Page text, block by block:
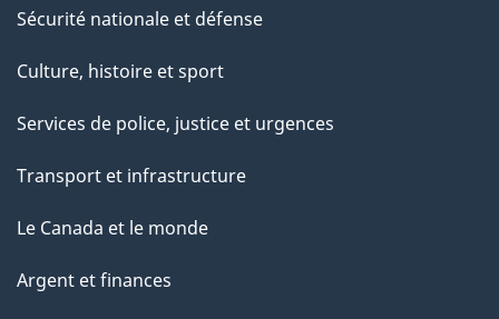
Sécurité nationale et défense
Culture, histoire et sport
Services de police, justice et urgences
Transport et infrastructure
Le Canada et le monde
Argent et finances